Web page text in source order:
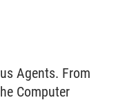
Agents. From
Computer